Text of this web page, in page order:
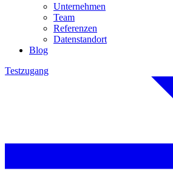
Unternehmen
Team
Referenzen
Datenstandort
Blog
Testzugang